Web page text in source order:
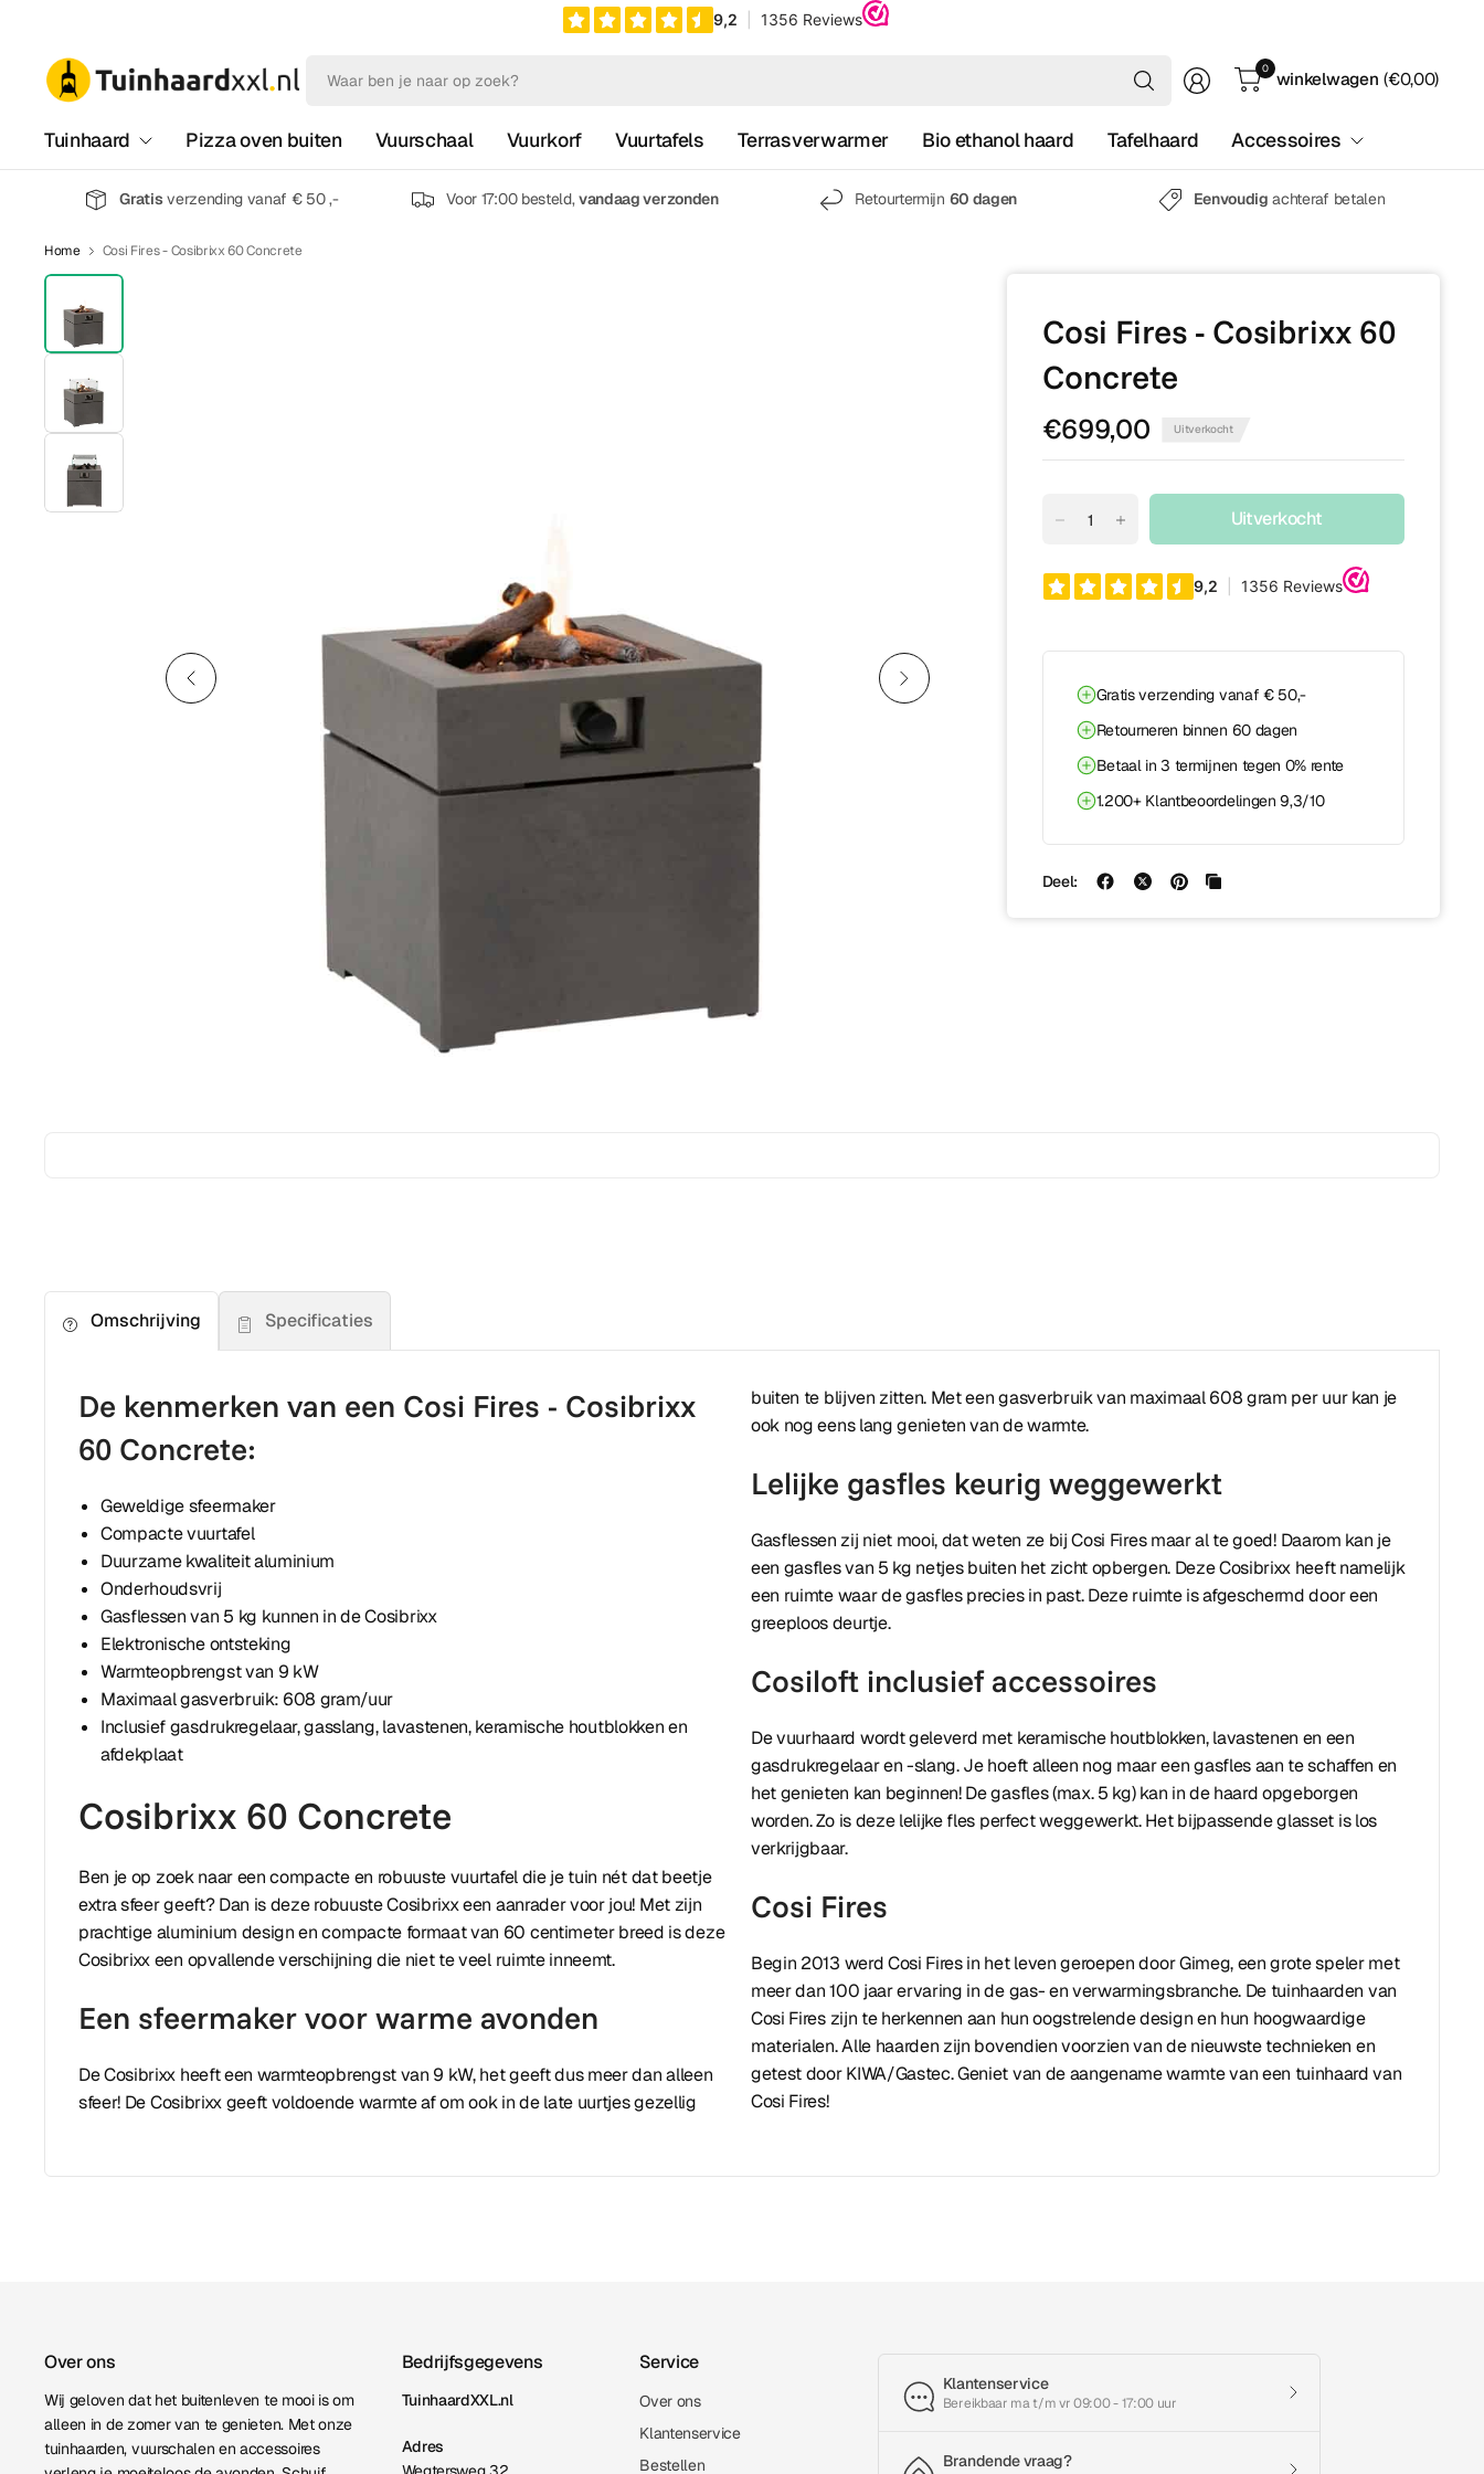
Waar
ben
naar
zoek?
0
winkelwagen (€0,00)
Tuinhaard Pizza oven buiten Vuurschaal Vuurkorf Vuurtafels Terrasverwarmer Bio ethanol haard Tafelhaard Accessoires
Gratisverzending vanaf € 50 ,- Voor 17:00 besteld,vandaag verzonden Retourtermijn 60 dagen Eenvoudig achteraf betalen
Home Cosi Fires - Cosibrixx 60 Concrete
Cosi Fires - Cosibrixx 60
Concrete
€699,00 Uitverkocht
Uitverkocht
Gratis verzending vanaf € 50,-
Retourneren binnen 60 dagen
Betaal in 3 termijnen tegen 0% rente
1.200+ Klantbeoordelingen 9,3/10
Deel:
Omschrijving Specificaties
De kenmerken van een Cosi Fires - Cosibrixx
60 Concrete:
Geweldige sfeermaker
Compacte vuurtafel
Duurzame kwaliteit aluminium
Onderhoudsvrij
Gasflessen van 5 kg kunnen in de Cosibrixx
Elektronische ontsteking
Warmteopbrengst van 9 kW
Maximaal gasverbruik: 608 gram/uur
Inclusief gasdrukregelaar, gasslang, lavastenen, keramische houtblokken en
afdekplaat
Cosibrixx 60 Concrete
Ben je op zoek naar een compacte en robuuste vuurtafel die je tuin nét dat beetje
extra sfeer geeft? Dan is deze robuuste Cosibrixx een aanrader voor jou! Met zijn
prachtige aluminium design en compacte formaat van 60 centimeter breed is deze
Cosibrixx een opvallende verschijning die niet te veel ruimte inneemt.
Een sfeermaker voor warme avonden
De Cosibrixx heeft een warmteopbrengst van 9 kW, het geeft dus meer dan alleen
sfeer! De Cosibrixx geeft voldoende warmte af om ook in de late uurtjes gezellig
buiten te blijven zitten. Met een gasverbruik van maximaal 608 gram per uur kan je
ook nog eens lang genieten van de warmte.
Lelijke gasfles keurig weggewerkt
Gasflessen zij niet mooi, dat weten ze bij Cosi Fires maar al te goed! Daarom kan je
een gasfles van 5 kg netjes buiten het zicht opbergen. Deze Cosibrixx heeft namelijk
een ruimte waar de gasfles precies in past. Deze ruimte is afgeschermd door een
greeploos deurtje.
Cosiloft inclusief accessoires
De vuurhaard wordt geleverd met keramische houtblokken, lavastenen en een
gasdrukregelaar en -slang. Je hoeft alleen nog maar een gasfles aan te schaffen en
het genieten kan beginnen! De gasfles (max. 5 kg) kan in de haard opgeborgen
worden. Zo is deze lelijke fles perfect weggewerkt. Het bijpassende glasset is los
verkrijgbaar.
Cosi Fires
Begin 2013 werd Cosi Fires in het leven geroepen door Gimeg, een grote speler met
meer dan 100 jaar ervaring in de gas- en verwarmingsbranche. De tuinhaarden van
Cosi Fires zijn te herkennen aan hun oogstrelende design en hun hoogwaardige
materialen. Alle haarden zijn bovendien voorzien van de nieuwste technieken en
getest door KIWA/Gastec. Geniet van de aangename warmte van een tuinhaard van
Cosi Fires!
Over ons
Wij geloven dat het buitenleven te mooi is om
alleen in de zomer van te genieten. Met onze
tuinhaarden, vuurschalen en accessoires
Bedrijfsgegevens
TuinhaardXXL.nl
Adres
Service
Over ons
Klantenservice
Bestellen
Klantenservice
Bereikbaar ma t/m vr 09:00 - 17:00 uur
Brandende vraag?